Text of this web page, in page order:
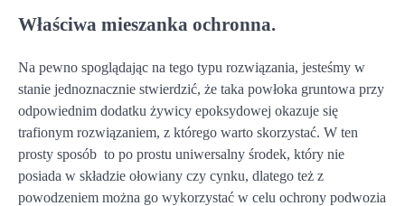
Właściwa mieszanka ochronna.
Na pewno spoglądając na tego typu rozwiązania, jesteśmy w
stanie jednoznacznie stwierdzić, że taka powłoka gruntowa przy
odpowiednim dodatku żywicy epoksydowej okazuje się
trafionym rozwiązaniem, z którego warto skorzystać. W ten
prosty sposób to po prostu uniwersalny środek, który nie
posiada w składzie ołowiany czy cynku, dlatego też z
powodzeniem można go wykorzystać w celu ochrony podwozia